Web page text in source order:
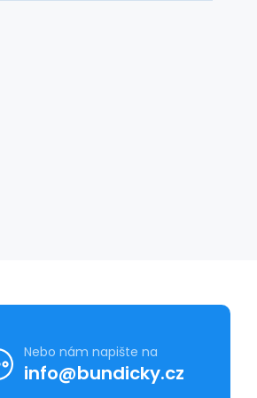
Nebo nám napište na
info@bundicky.cz